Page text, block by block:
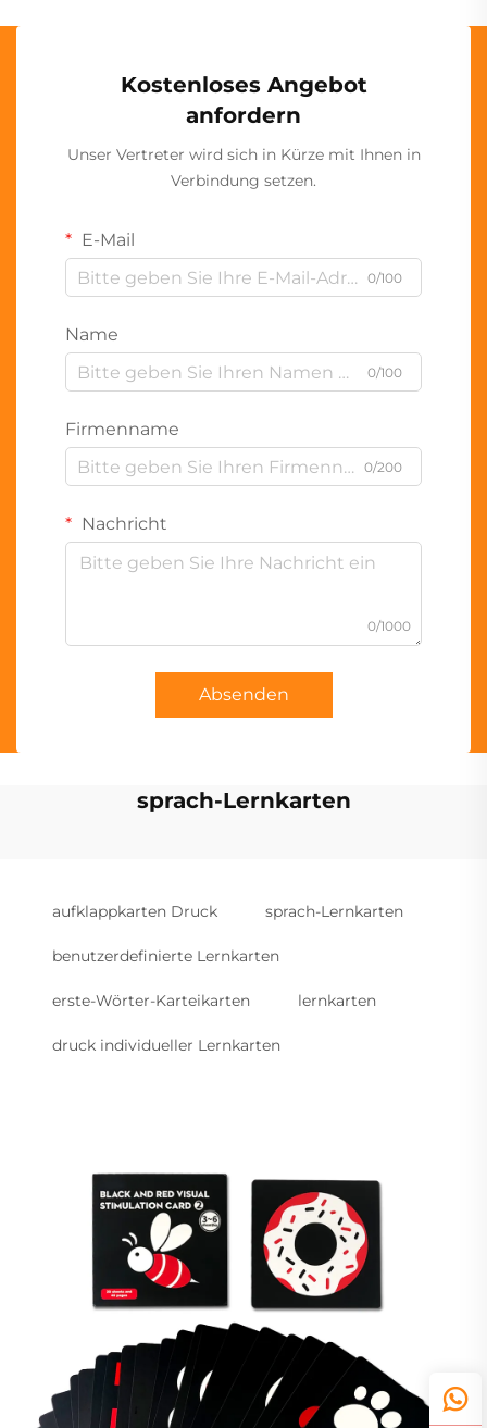
Kostenloses Angebot
anfordern
Unser Vertreter wird sich in Kürze mit Ihnen in
Verbindung setzen.
E-Mail
0/100
Name
0/100
Firmenname
0/200
Nachricht
0/1000
Absenden
sprach-Lernkarten
aufklappkarten Druck sprach-Lernkarten
benutzerdefinierte Lernkarten
erste-Wörter-Karteikarten lernkarten
druck individueller Lernkarten